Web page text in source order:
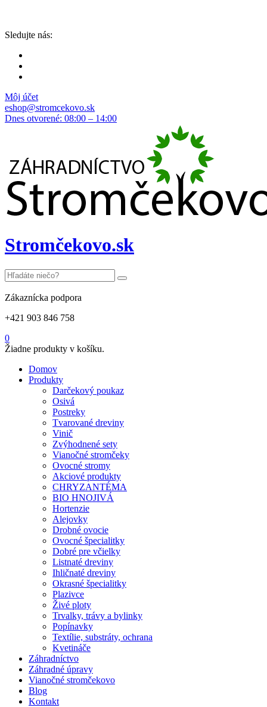
Sledujte nás:
Môj účet
eshop@stromcekovo.sk
Dnes otvorené: 08:00 – 14:00
Stromčekovo.sk
Zákaznícka podpora
+421 903 846 758
0
Žiadne produkty v košíku.
Domov
Produkty
Darčekový poukaz
Osivá
Postreky
Tvarované dreviny
Vinič
Zvýhodnené sety
Vianočné stromčeky
Ovocné stromy
Akciové produkty
CHRYZANTÉMA
BIO HNOJIVÁ
Hortenzie
Alejovky
Drobné ovocie
Ovocné špecialitky
Dobré pre včielky
Listnaté dreviny
Ihličnaté dreviny
Okrasné špecialitky
Plazivce
Živé ploty
Trvalky, trávy a bylinky
Popínavky
Textílie, substráty, ochrana
Kvetináče
Záhradníctvo
Záhradné úpravy
Vianočné stromčekovo
Blog
Kontakt